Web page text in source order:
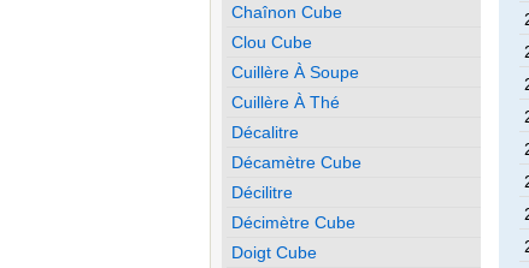
Chaînon Cube
Clou Cube
Cuillère À Soupe
Cuillère À Thé
Décalitre
Décamètre Cube
Décilitre
Décimètre Cube
Doigt Cube